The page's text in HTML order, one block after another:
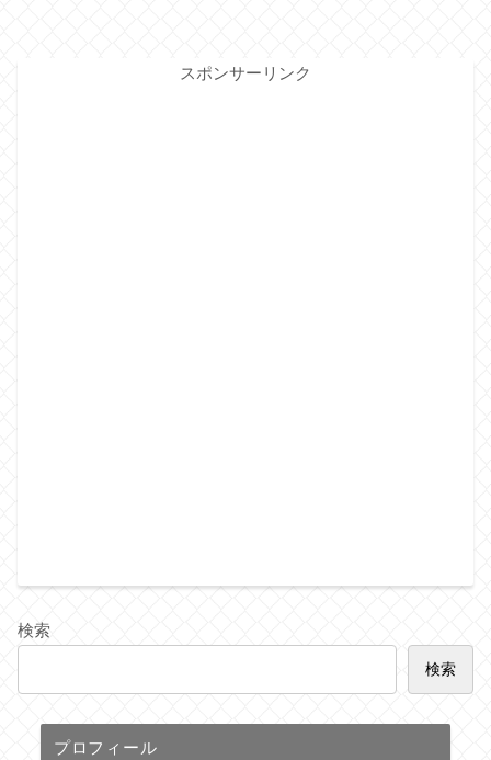
スポンサーリンク
検索
検索
プロフィール